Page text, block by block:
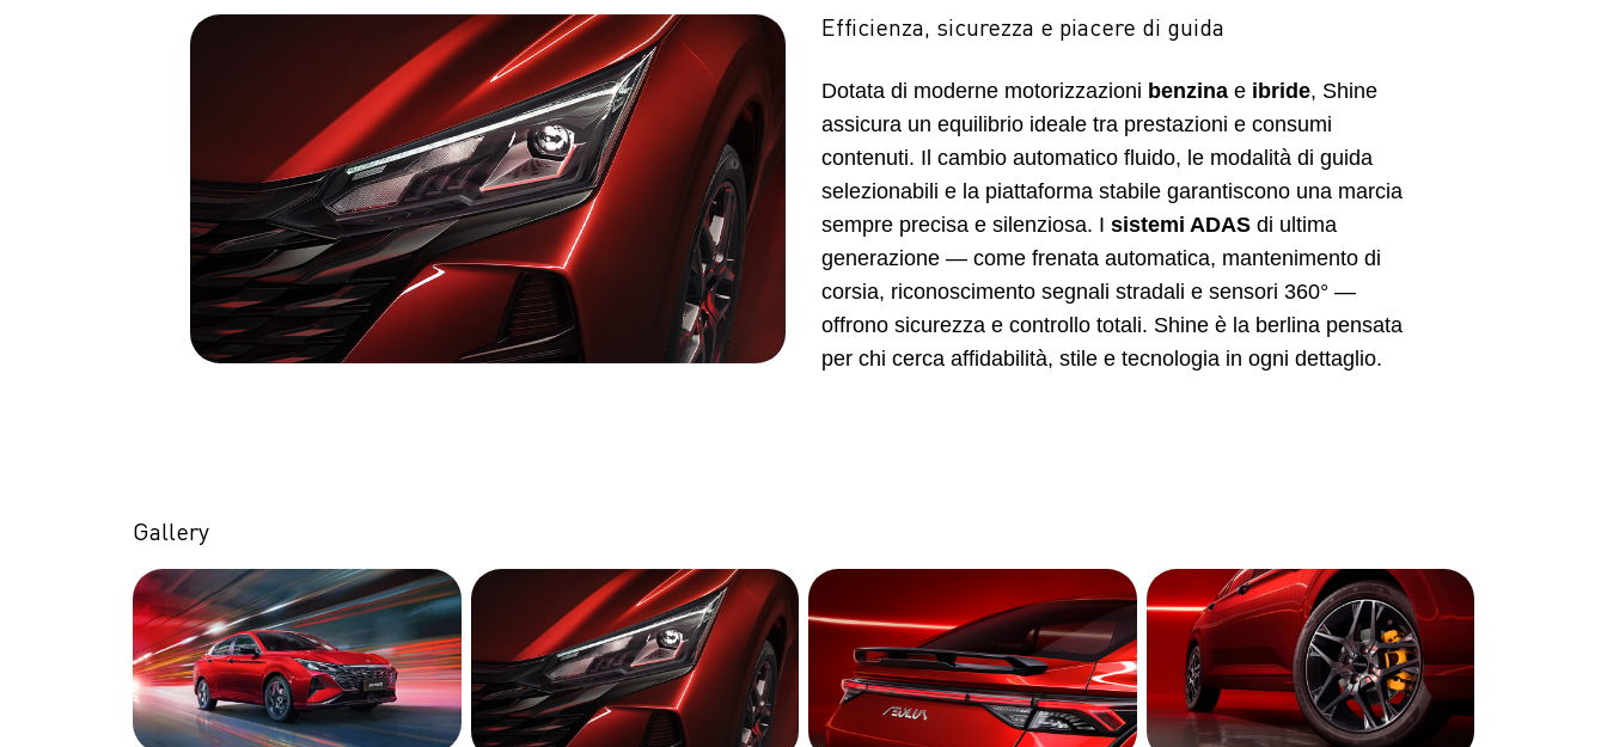
Efficienza, sicurezza e piacere di guida
Dotata di moderne motorizzazioni benzina e ibride, Shine
assicura un equilibrio ideale tra prestazioni e consumi
contenuti. Il cambio automatico fluido, le modalità di guida
selezionabili e la piattaforma stabile garantiscono una marcia
sempre precisa e silenziosa. I sistemi ADAS di ultima
generazione — come frenata automatica, mantenimento di
corsia, riconoscimento segnali stradali e sensori 360° —
offrono sicurezza e controllo totali. Shine è la berlina pensata
per chi cerca affidabilità, stile e tecnologia in ogni dettaglio.
Gallery